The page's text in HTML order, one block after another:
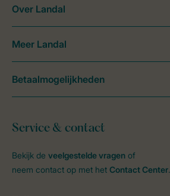
Service & contact
Bekijk de veelgestelde vragen of
neem contact op met het Contact Center.
Over Landal
Meer Landal
Betaalmogelijkheden